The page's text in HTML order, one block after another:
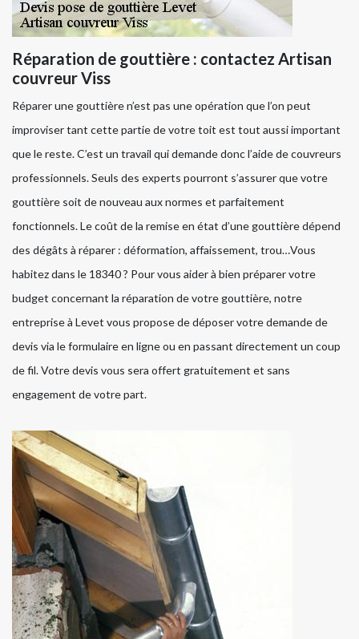
Réparation de gouttière : contactez Artisan
couvreur Viss
Réparer une gouttière n’est pas une opération que l’on peut
improviser tant cette partie de votre toit est tout aussi important
que le reste. C’est un travail qui demande donc l’aide de couvreurs
professionnels. Seuls des experts pourront s’assurer que votre
gouttière soit de nouveau aux normes et parfaitement
fonctionnels. Le coût de la remise en état d’une gouttière dépend
des dégâts à réparer : déformation, affaissement, trou…Vous
habitez dans le 18340 ? Pour vous aider à bien préparer votre
budget concernant la réparation de votre gouttière, notre
entreprise à Levet vous propose de déposer votre demande de
devis via le formulaire en ligne ou en passant directement un coup
de fil. Votre devis vous sera offert gratuitement et sans
engagement de votre part.